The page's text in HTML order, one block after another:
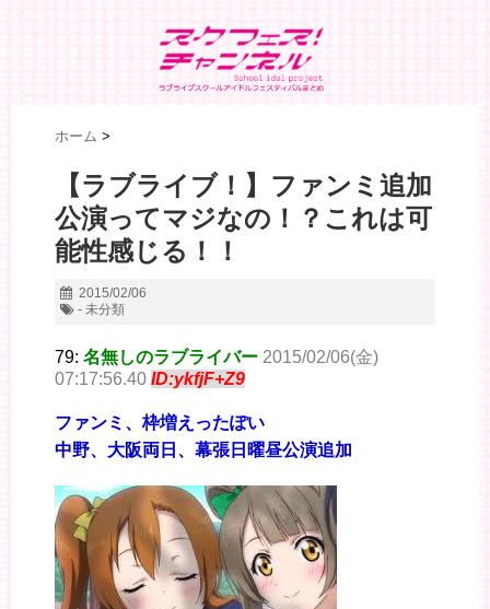
ホーム >
【ラブライブ！】ファンミ追加
公演ってマジなの！？これは可
能性感じる！！
2015/02/06
- 未分類
79: 名無しのラブライバー 2015/02/06(金)
07:17:56.40 ID:ykfjF+Z9
ファンミ、枠増えったぽい
中野、大阪両日、幕張日曜昼公演追加